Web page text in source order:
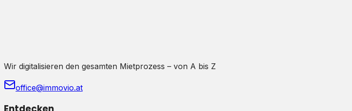
Wir digitalisieren den gesamten Mietprozess – von A bis Z
office@immovio.at